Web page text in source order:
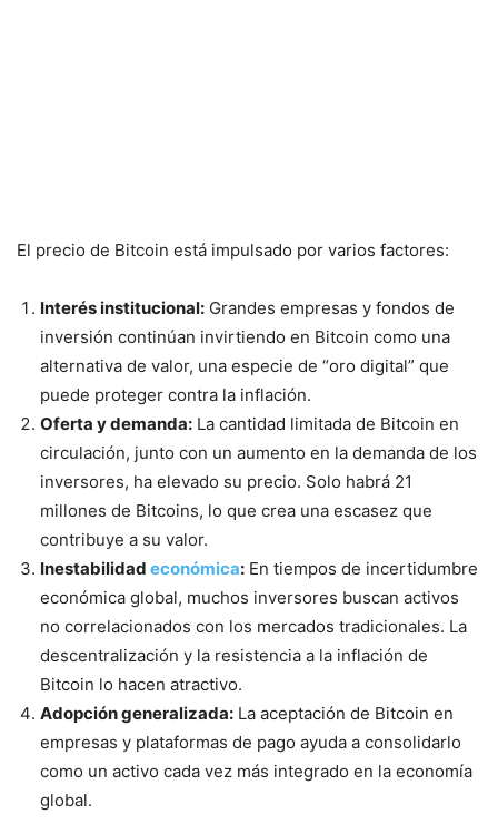
El precio de Bitcoin está impulsado por varios factores:
Interés institucional: Grandes empresas y fondos de
inversión continúan invirtiendo en Bitcoin como una
alternativa de valor, una especie de “oro digital” que
puede proteger contra la inflación.
Oferta y demanda: La cantidad limitada de Bitcoin en
circulación, junto con un aumento en la demanda de los
inversores, ha elevado su precio. Solo habrá 21
millones de Bitcoins, lo que crea una escasez que
contribuye a su valor.
Inestabilidad económica: En tiempos de incertidumbre
económica global, muchos inversores buscan activos
no correlacionados con los mercados tradicionales. La
descentralización y la resistencia a la inflación de
Bitcoin lo hacen atractivo.
Adopción generalizada: La aceptación de Bitcoin en
empresas y plataformas de pago ayuda a consolidarlo
como un activo cada vez más integrado en la economía
global.